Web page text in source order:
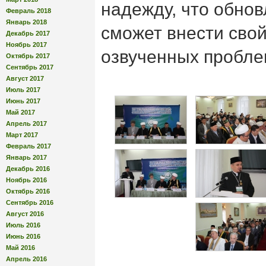
Февраль 2018
Январь 2018
Декабрь 2017
Ноябрь 2017
Октябрь 2017
Сентябрь 2017
Август 2017
Июль 2017
Июнь 2017
Май 2017
Апрель 2017
Март 2017
Февраль 2017
Январь 2017
Декабрь 2016
Ноябрь 2016
Октябрь 2016
Сентябрь 2016
Август 2016
Июль 2016
Июнь 2016
Май 2016
Апрель 2016
надежду, что
сможет внести
озвученных